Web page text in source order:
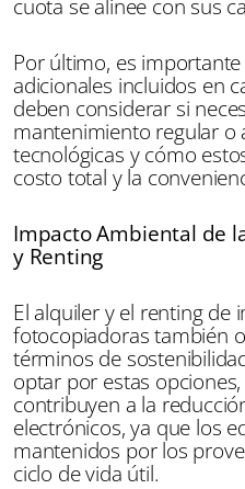
cuota se alinee con sus
Por último, es
adicionales incluidos en
deben considerar si
mantenimiento regular o
tecnológicas y cómo
costo total y la
Impacto Ambiental de
y Renting
El alquiler y el renting de
fotocopiadoras también
términos de
optar por estas
contribuyen a la
electrónicos, ya que los
mantenidos por los
ciclo de vida útil.